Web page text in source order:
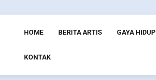
HOME BERITA ARTIS GAYA HIDUP
KONTAK